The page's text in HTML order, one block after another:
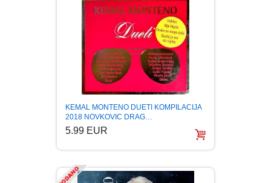
KLASICI
KNJIGE ZA DECU
KOMEDIJA
KRIMINALISTIČKI
KUVARI
LJUBAVNI
KEMAL MONTENO DUETI KOMPILACIJA
2018 NOVKOVIC DRAG…
5.99 EUR